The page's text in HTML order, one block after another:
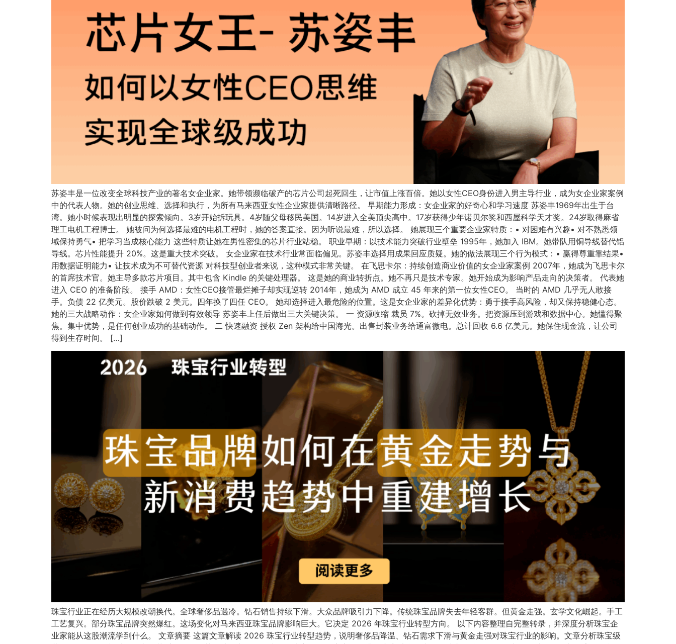
苏姿丰是一位改变全球科技产业的著名女企业家。她带领濒临破产的芯片公司起死回生，让市值上涨百倍。她以女性CEO身份进入男主导行业，成为女企业家案例
中的代表人物。她的创业思维、选择和执行，为所有马来西亚女性企业家提供清晰路径。 早期能力形成：女企业家的好奇心和学习速度 苏姿丰1969年出生于台
湾。她小时候表现出明显的探索倾向。3岁开始拆玩具。4岁随父母移民美国。14岁进入全美顶尖高中。17岁获得少年诺贝尔奖和西屋科学天才奖。24岁取得麻省
理工电机工程博士。 她被问为何选择最难的电机工程时，她的答案直接。因为听说最难，所以选择。 她展现三个重要企业家特质：• 对困难有兴趣• 对不熟悉领
域保持勇气• 把学习当成核心能力 这些特质让她在男性密集的芯片行业站稳。 职业早期：以技术能力突破行业壁垒 1995年，她加入 IBM。她带队用铜导线替代铝
导线。芯片性能提升 20%。这是重大技术突破。 女企业家在技术行业常面临偏见。苏姿丰选择用成果回应质疑。她的做法展现三个行为模式：• 赢得尊重靠结果•
用数据证明能力• 让技术成为不可替代资源 对科技型创业者来说，这种模式非常关键。 在飞思卡尔：持续创造商业价值的女企业家案例 2007年，她成为飞思卡尔
的首席技术官。她主导多款芯片项目。其中包含 Kindle 的关键处理器。 这是她的商业转折点。她不再只是技术专家。她开始成为影响产品走向的决策者。 代表她
进入 CEO 的准备阶段。 接手 AMD：女性CEO接管最烂摊子却实现逆转 2014年，她成为 AMD 成立 45 年来的第一位女性CEO。 当时的 AMD 几乎无人敢接
手。负债 22 亿美元。股价跌破 2 美元。四年换了四任 CEO。 她却选择进入最危险的位置。这是女企业家的差异化优势：勇于接手高风险，却又保持稳健心态。
她的三大战略动作：女企业家如何做到有效领导 苏姿丰上任后做出三大关键决策。 一 资源收缩 裁员 7%。砍掉无效业务。把资源压到游戏和数据中心。她懂得聚
焦。集中优势，是任何创业成功的基础动作。 二 快速融资 授权 Zen 架构给中国海光。出售封装业务给通富微电。总计回收 6.6 亿美元。她保住现金流，让公司
得到生存时间。 […]
珠宝行业正在经历大规模改朝换代。全球奢侈品遇冷。钻石销售持续下滑。大众品牌吸引力下降。传统珠宝品牌失去年轻客群。但黄金走强。玄学文化崛起。手工
工艺复兴。部分珠宝品牌突然爆红。这场变化对马来西亚珠宝品牌影响巨大。它决定 2026 年珠宝行业转型方向。 以下内容整理自完整转录，并深度分析珠宝企
业家能从这股潮流学到什么。 文章摘要 这篇文章解读 2026 珠宝行业转型趋势，说明奢侈品降温、钻石需求下滑与黄金走强对珠宝行业的影响。文章分析珠宝级